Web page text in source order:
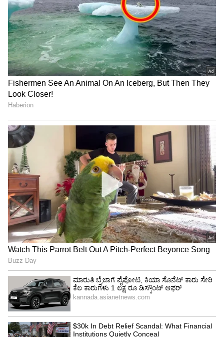
200MP ಕ್ಯಾಮೆರಾ ಸ್ಯಾಮ್‌ಸಂಗ್ ಗ್ಯಾಲಕ್ಸಿ S27 ಅಲ್ಟ್ರಾ
8100mAh ದೈತ್ಯ ಬ್ಯಾಟರಿಯ ವಿವೋ Y500
ಸ್ಮಾರ್ಟ್‌ಫೋನ್ ಬಿಡುಗಡೆ; ಕ್ಯಾಮೆರಾ, ಬೆಲೆ ಎಷ್ಟು?
3
6
Image Credit : Asianet News
ಸೂಪರ್ AMOLED ಡಿಸ್‌ಪ್ಲೇ
ಗ್ಯಾಲಕ್ಸಿ A27 5G ಸ್ಮಾರ್ಟ್‌ಫೋನ್ 6.7 ಇಂಚಿನ, 120Hz
ಸೂಪರ್ AMOLED ಡಿಸ್‌‌ಪ್ಲೇ ಹೊಂದಿದೆ. ಜೊತೆಗೆ ಅತ್ಯುತ್ತಮ
ಪ್ರೊಟೆಕ್ಷನ್ ನೀಡಲಾಗಿದೆ. ಈ ಸ್ಮಾರ್ಟ್‌ಫೋನ್ 4nm
Snapdragon 6 Gen 3 ಮೊಬೈಲ್ ಪ್ಲಾಟ್‌ಫಾರ್ಮ್
ಮೂಲಕ ಕಾರ್ಯನಿರ್ವಹಿಸುತ್ತದೆ. ಜೊತೆಗೆ, UFS 3.1
ಸ್ಟೋರೇಜ್ ಮತ್ತು LPDDR5X RAM ಅನ್ನು ಹೊಂದಿದ್ದು,
ನಿರಂತರ ಹಾಗೂ ಸುಗಮ ಮಲ್ಟಿಟಾಸ್ಕಿಂಗ್ ಹಾಗೂ ಗೇಮಿಂಗ್
ಅನುಭವವನ್ನು ನೀಡುತ್ತದೆ